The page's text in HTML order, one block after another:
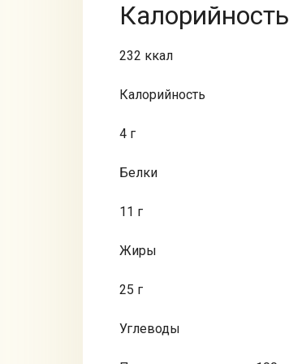
Калорийность
232 ккал
Калорийность
4 г
Белки
11 г
Жиры
25 г
Углеводы